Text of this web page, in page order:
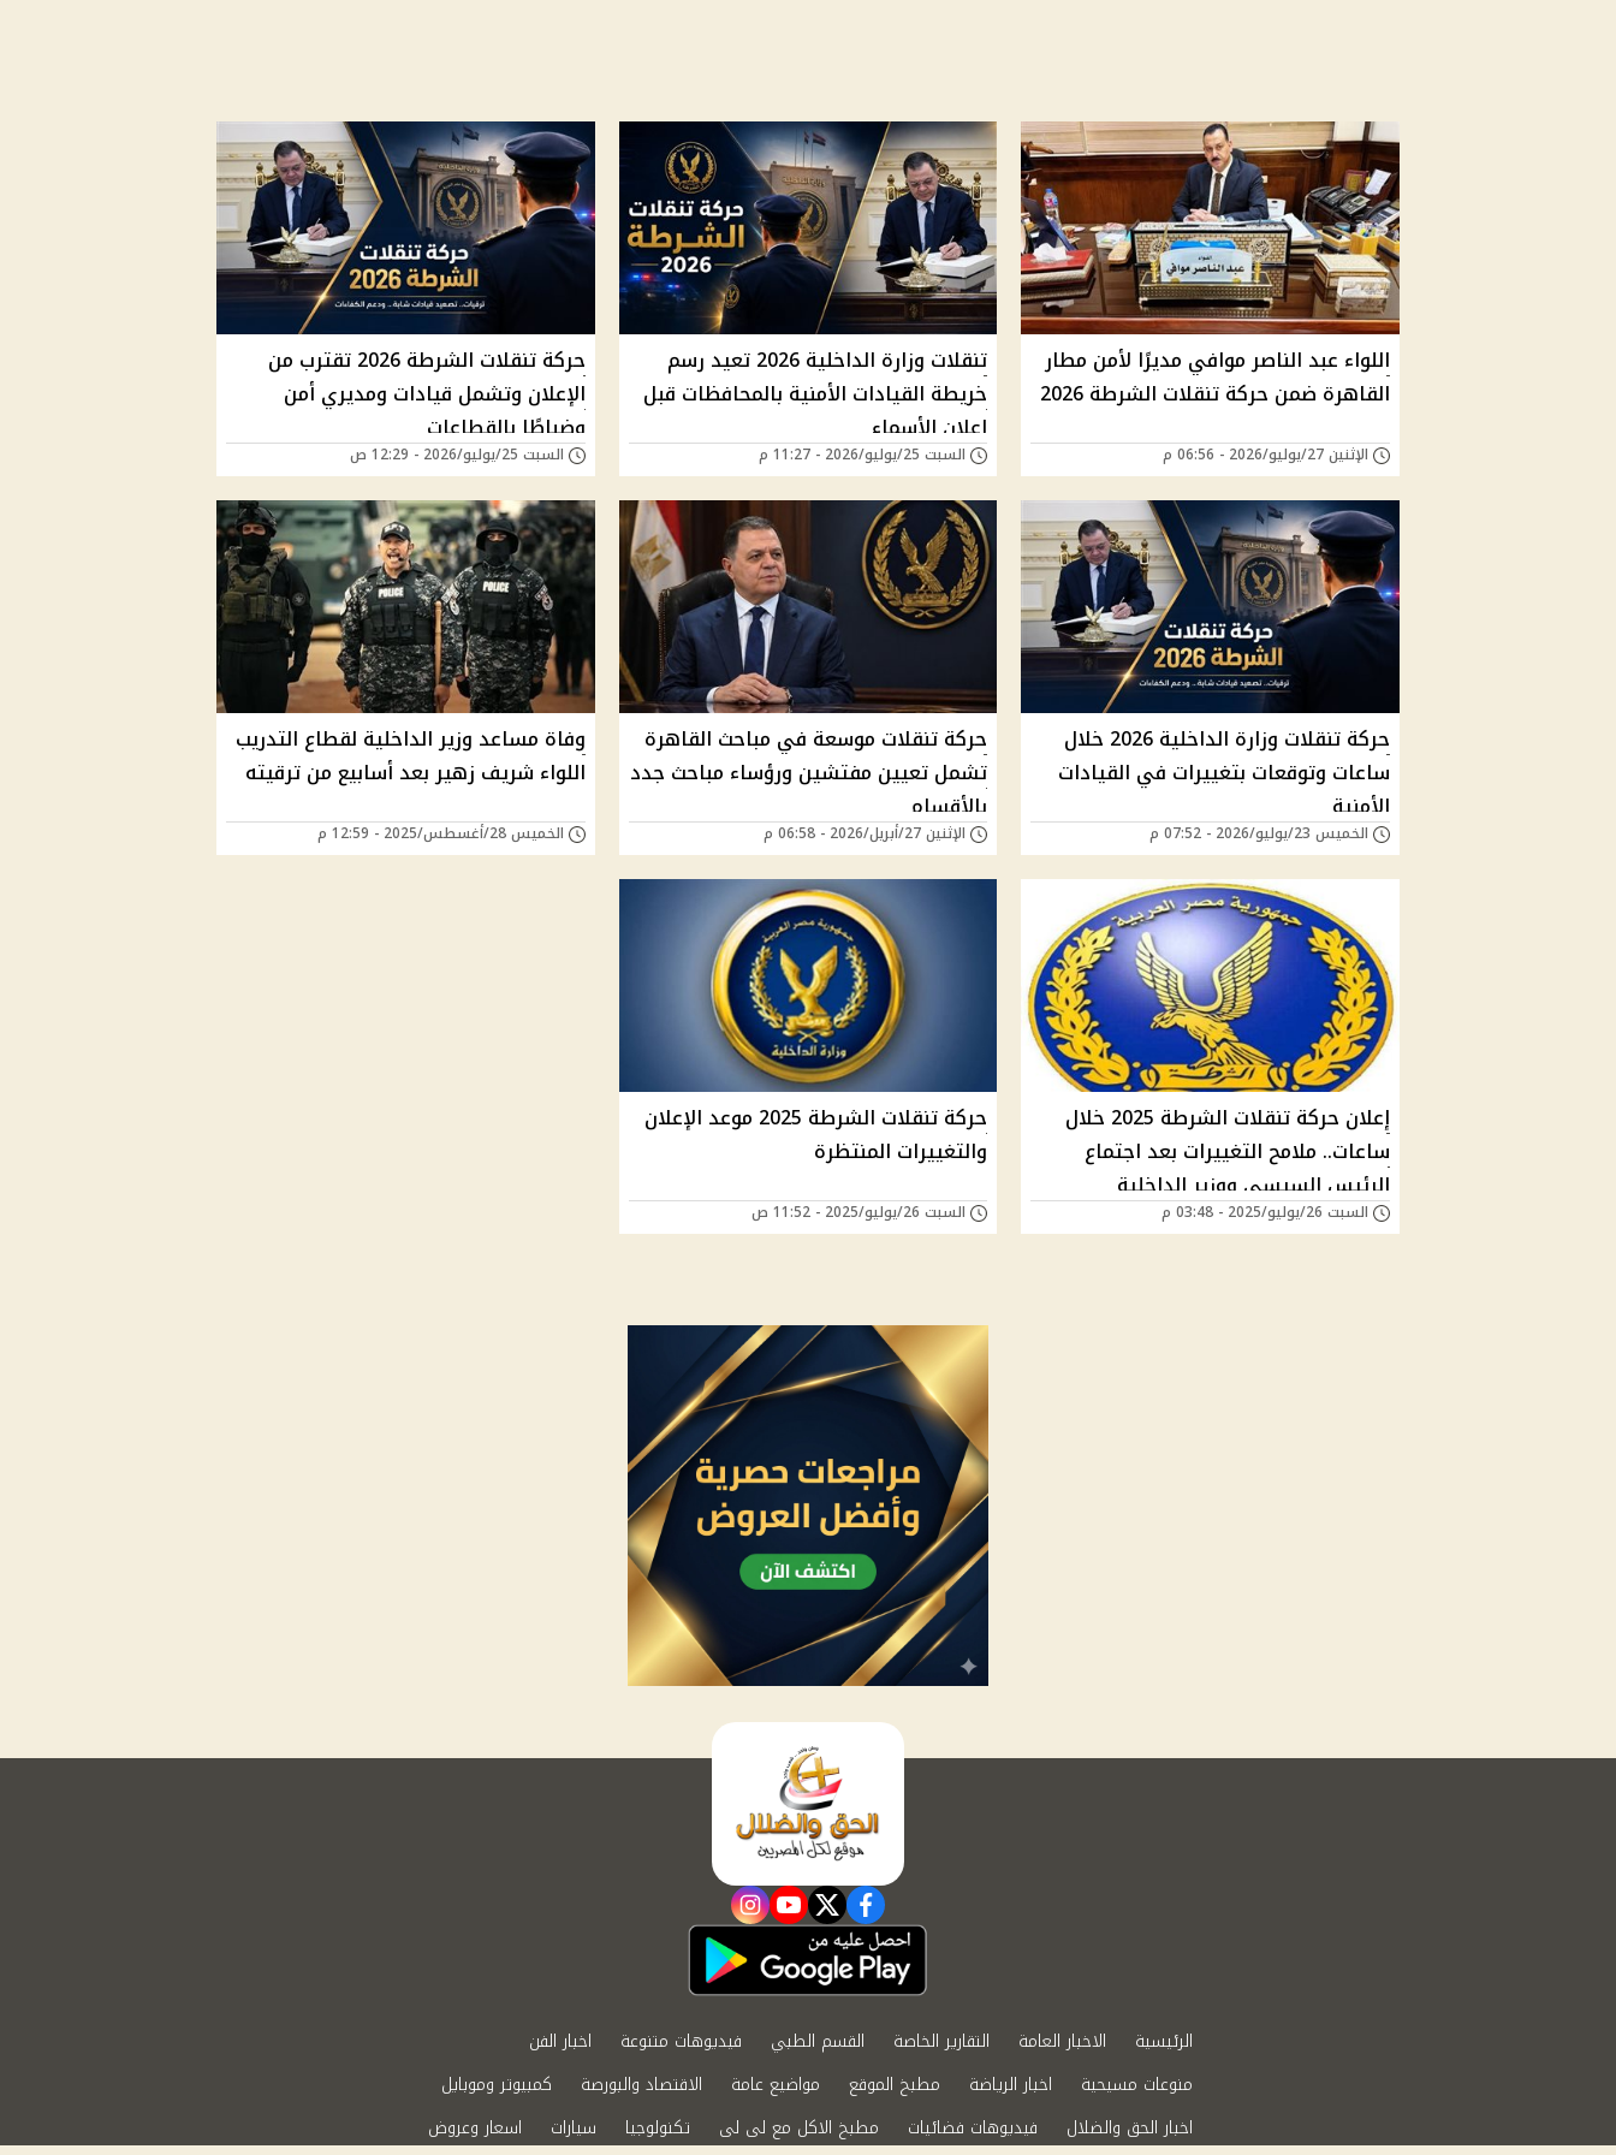
اللواء عبد الناصر موافي مديرًا لأمن مطار
القاهرة ضمن حركة تنقلات الشرطة 2026
الإثنين 27/يوليو/2026 - 06:56 م
تنقلات وزارة الداخلية 2026 تعيد رسم
خريطة القيادات الأمنية بالمحافظات قبل
إعلان الأسماء
السبت 25/يوليو/2026 - 11:27 م
حركة تنقلات الشرطة 2026 تقترب من
الإعلان وتشمل قيادات ومديري أمن
وضباطًا بالقطاعات
السبت 25/يوليو/2026 - 12:29 ص
حركة تنقلات وزارة الداخلية 2026 خلال
ساعات وتوقعات بتغييرات في القيادات
الأمنية
الخميس 23/يوليو/2026 - 07:52 م
حركة تنقلات موسعة في مباحث القاهرة
تشمل تعيين مفتشين ورؤساء مباحث جدد
بالأقسام
الإثنين 27/أبريل/2026 - 06:58 م
وفاة مساعد وزير الداخلية لقطاع التدريب
اللواء شريف زهير بعد أسابيع من ترقيته
الخميس 28/أغسطس/2025 - 12:59 م
إعلان حركة تنقلات الشرطة 2025 خلال
ساعات.. ملامح التغييرات بعد اجتماع
الرئيس السيسي ووزير الداخلية
السبت 26/يوليو/2025 - 03:48 م
حركة تنقلات الشرطة 2025 موعد الإعلان
والتغييرات المنتظرة
السبت 26/يوليو/2025 - 11:52 ص
facebook
twitter
youtube
instagram
الرئيسية الاخبار العامة التقارير الخاصة القسم الطبي فيديوهات متنوعة
اخبار الفن
منوعات مسيحية
اخبار الرياضة مطبخ الموقع مواضيع عامة الاقتصاد والبورصة
كمبيوتر وموبايل
اخبار الحق والضلال
فيديوهات فضائيات مطبخ الاكل مع لى لى تكنولوجيا سيارات اسعار وعروض